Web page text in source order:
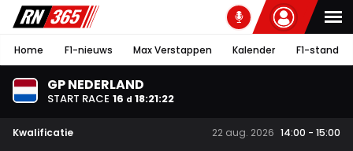
Home F1-nieuws Max Verstappen Kalender F1-stand
GP NEDERLAND
START RACE 16 d 18:21:22
Kwalificatie 22 aug. 2026 14:00 - 15:00